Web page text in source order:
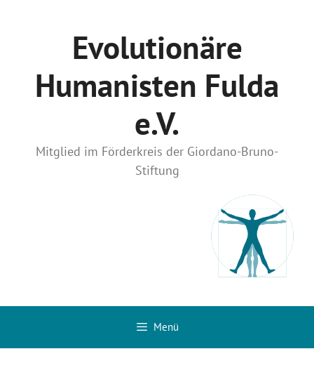
Evolutionäre
Humanisten Fulda
e.V.
Mitglied im Förderkreis der Giordano-Bruno-
Stiftung
Menü